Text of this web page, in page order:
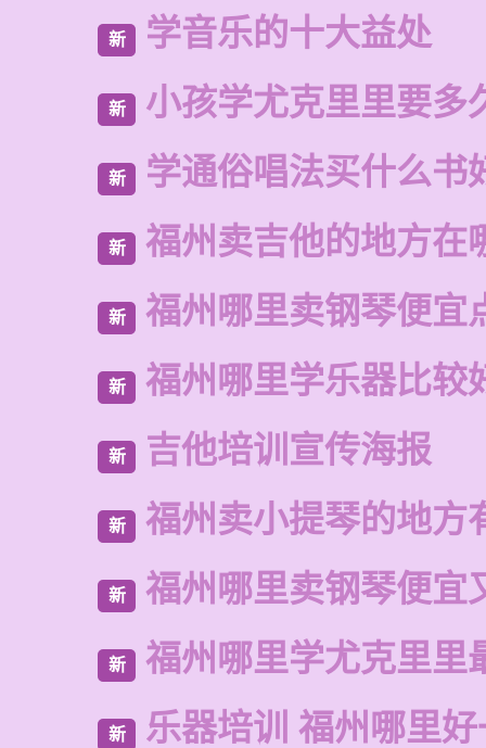
新 学音乐的十大益处
新 小孩学尤克里里要多
新 学通俗唱法买什么书
新 福州卖吉他的地方在
新 福州哪里卖钢琴便宜
新 福州哪里学乐器比较
新 吉他培训宣传海报
新 福州卖小提琴的地方
新 福州哪里卖钢琴便宜
新 福州哪里学尤克里里
新 乐器培训 福州哪里